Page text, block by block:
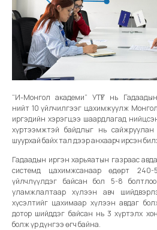
“И-Монгол академи” УТҮГ нь
нийт 10 үйлчилгээг цахимжуулж
иргэдийн хэрэгцээ шаардлагад
хүртээмжтэй байдлыг нь
шуурхай байх тал дээр анхаарч ирсэн
Гадаадын иргэн харьяатын газраас
системд цахимжсанаар өдөрт
үйлчлүүлдэг байсан бол 5-8
уламжлалтаар хүлээн авч
хүсэлтийг цахимаар хүлээн авдаг
дотор шийддэг байсан нь 3 хүртэлх
болж үр дүнгээ өгч байна.